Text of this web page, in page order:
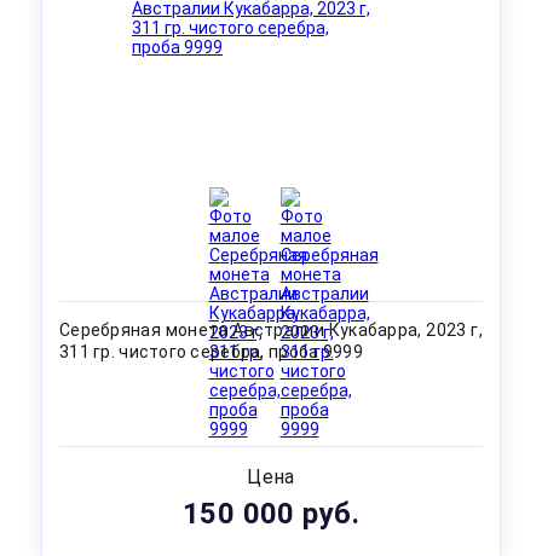
Серебряная монета Австралии Кукабарра, 2023 г,
311 гр. чистого серебра, проба 9999
Цена
150 000 руб.